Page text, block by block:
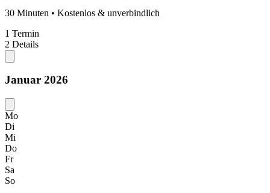
30 Minuten • Kostenlos & unverbindlich
1 Termin
2 Details
Januar 2026
Mo
Di
Mi
Do
Fr
Sa
So